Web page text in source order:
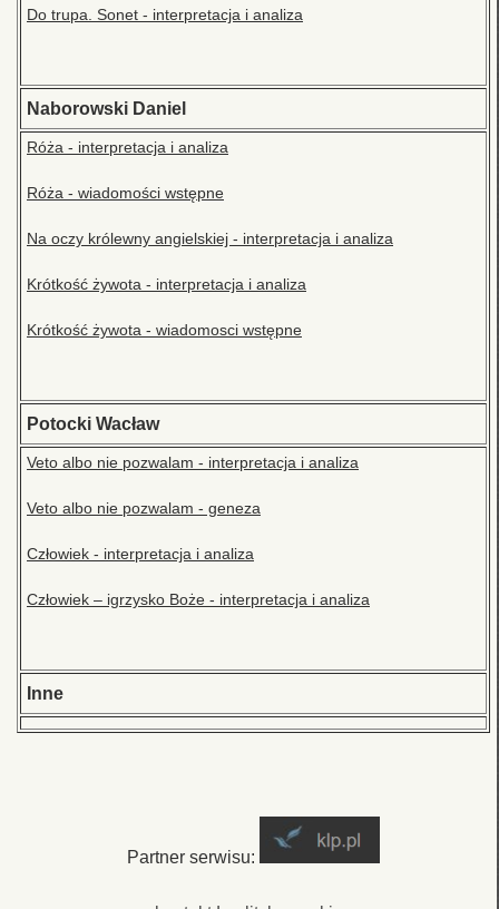
Do trupa. Sonet - interpretacja i analiza
Naborowski Daniel
Róża - interpretacja i analiza
Róża - wiadomości wstępne
Na oczy królewny angielskiej - interpretacja i analiza
Krótkość żywota - interpretacja i analiza
Krótkość żywota - wiadomosci wstępne
Potocki Wacław
Veto albo nie pozwalam - interpretacja i analiza
Veto albo nie pozwalam - geneza
Człowiek - interpretacja i analiza
Człowiek – igrzysko Boże - interpretacja i analiza
Inne
Partner serwisu: